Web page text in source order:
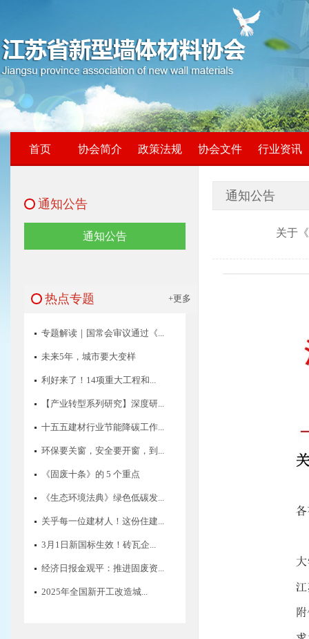
首页 协会简介 政策法规 协会文件 行业资讯
通知公告
通知公告
热点专题 +更多
专题解读｜国常会审议通过《...
未来5年，城市要大变样
利好来了！14项重大工程和...
【产业转型系列研究】深度研...
十五五建材行业节能降碳工作...
环保要关窗，安全要开窗，到...
《固废十条》的 5 个重点
《生态环境法典》绿色低碳发...
关乎每一位建材人！这份住建...
3月1日新国标生效！砖瓦企...
经济日报金观平：推进固废资...
2025年全国新开工改造城...
通知公告
关于